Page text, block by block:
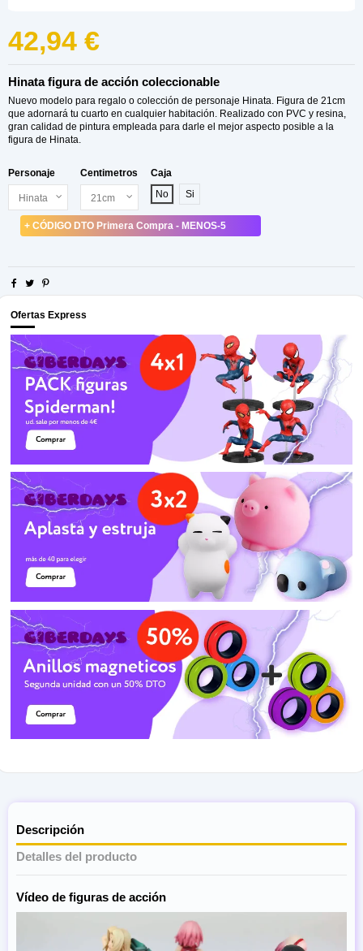
42,94 €
Hinata figura de acción coleccionable
Nuevo modelo para regalo o colección de personaje Hinata. Figura de 21cm
que adornará tu cuarto en cualquier habitación. Realizado con PVC y resina,
gran calidad de pintura empleada para darle el mejor aspecto posible a la
figura de Hinata.
Personaje Centimetros
Caja
No
Si
+ CÓDIGO DTO Primera Compra - MENOS-5
Ofertas Express
Descripción
Detalles del producto
Vídeo de figuras de acción